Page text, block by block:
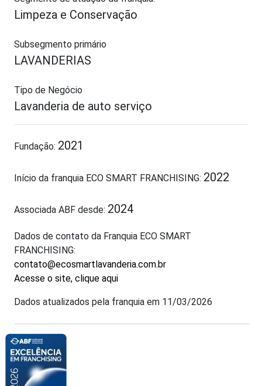
Limpeza e Conservação
Subsegmento primário
LAVANDERIAS
Tipo de Negócio
Lavanderia de auto serviço
Fundação: 2021
Início da franquia ECO SMART FRANCHISING: 2022
Associada ABF desde: 2024
Dados de contato da Franquia ECO SMART
FRANCHISING:
contato@ecosmartlavanderia.com.br
Acesse o site, clique aqui
Dados atualizados pela franquia em 11/03/2026